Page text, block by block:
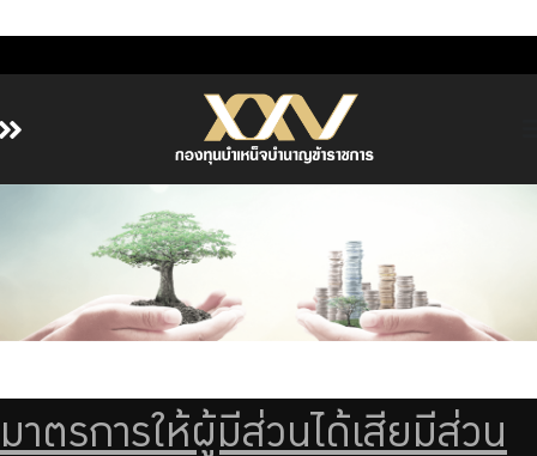
เกี่ยวกับ กบข.
รายงานผลการดำเนินงาน
มาตรการให้ผู้มีส่วนได้เสียมีส่วน